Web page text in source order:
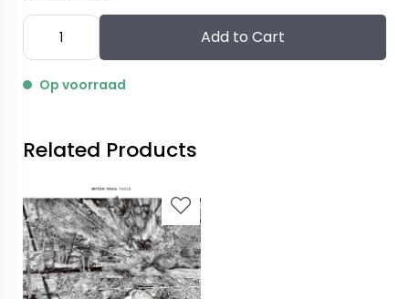
Add to Cart
Op voorraad
Related Products